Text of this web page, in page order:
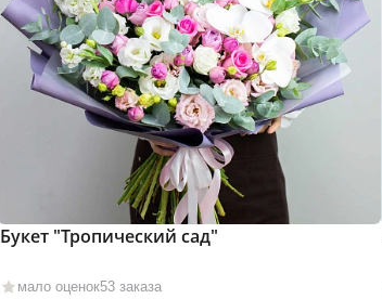
мало оценок53 заказа
Букет "Тропический сад"